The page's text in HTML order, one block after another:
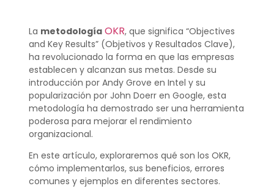
La metodologíaOKR, que significa “Objectives
and Key Results” (Objetivos y Resultados Clave),
ha revolucionado la forma en que las empresas
establecen y alcanzan sus metas. Desde su
introducción por Andy Grove en Intel y su
popularización por John Doerr en Google, esta
metodología ha demostrado ser una herramienta
poderosa para mejorar el rendimiento
organizacional.
En este artículo, exploraremos qué son los OKR,
cómo implementarlos, sus beneficios, errores
comunes y ejemplos en diferentes sectores.